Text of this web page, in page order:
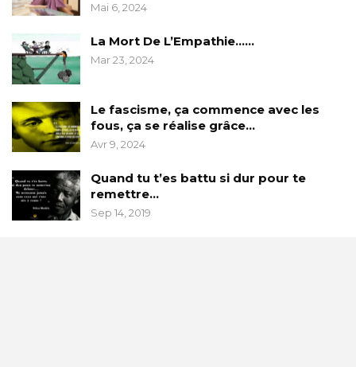
Mai 6, 2024
La Mort De L’Empathie……
Mar 23, 2024
Le fascisme, ça commence avec les
fous, ça se réalise grâce…
Avr 9, 2024
Quand tu t’es battu si dur pour te
remettre…
Sep 14, 2019